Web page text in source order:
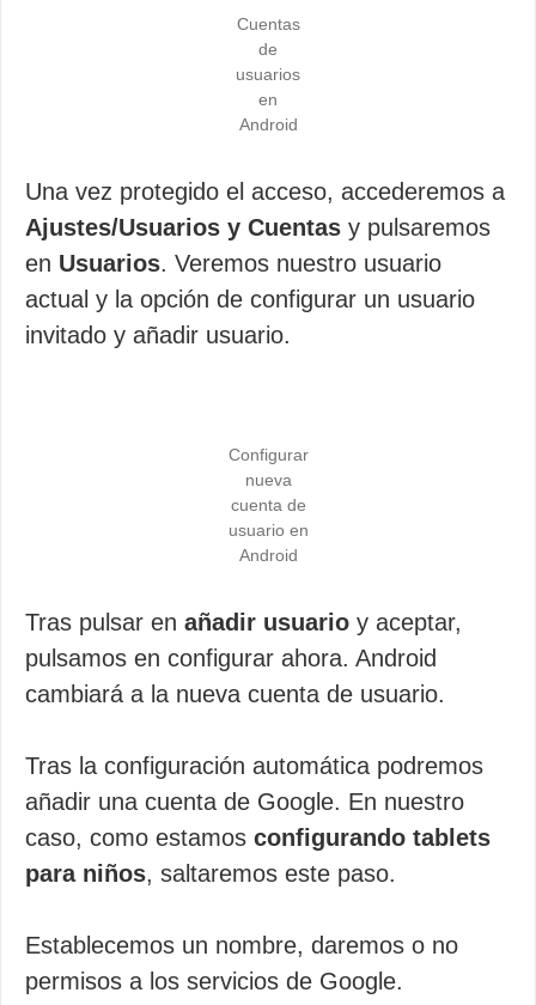
Cuentas
de
usuarios
en
Android
Una vez protegido el acceso, accederemos a
Ajustes/Usuarios y Cuentas y pulsaremos
en Usuarios. Veremos nuestro usuario
actual y la opción de configurar un usuario
invitado y añadir usuario.
Configurar
nueva
cuenta de
usuario en
Android
Tras pulsar en añadir usuario y aceptar,
pulsamos en configurar ahora. Android
cambiará a la nueva cuenta de usuario.
Tras la configuración automática podremos
añadir una cuenta de Google. En nuestro
caso, como estamos configurando tablets
para niños, saltaremos este paso.
Establecemos un nombre, daremos o no
permisos a los servicios de Google.